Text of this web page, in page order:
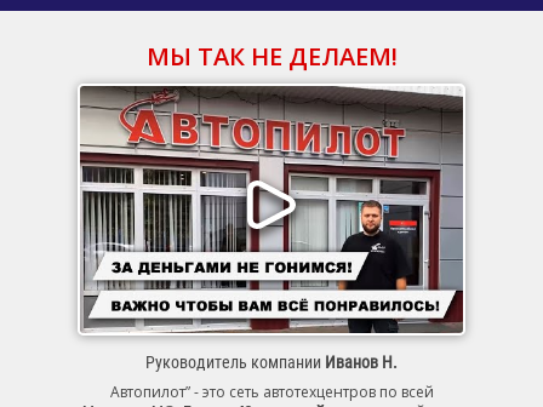
МЫ ТАК НЕ ДЕЛАЕМ!
Руководитель компании Иванов Н.
Автопилот” - это сеть автотехцентров по всей